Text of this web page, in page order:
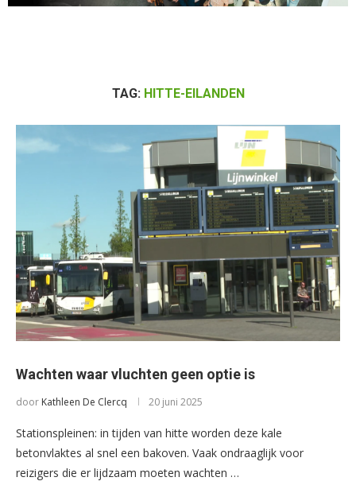
TAG: HITTE-EILANDEN
Wachten waar vluchten geen optie is
door Kathleen De Clercq 20 juni 2025
Stationspleinen: in tijden van hitte worden deze kale
betonvlaktes al snel een bakoven. Vaak ondraaglijk voor
reizigers die er lijdzaam moeten wachten …